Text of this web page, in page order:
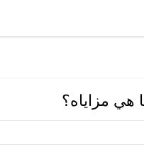
هي مزاياه؟